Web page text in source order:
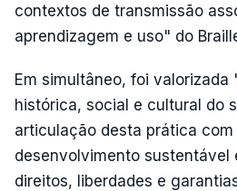
contextos de transmissão
aprendizagem e uso" do
Em simultâneo, foi valorizada
histórica, social e cultural do
articulação desta prática
desenvolvimento sustentável
direitos, liberdades e